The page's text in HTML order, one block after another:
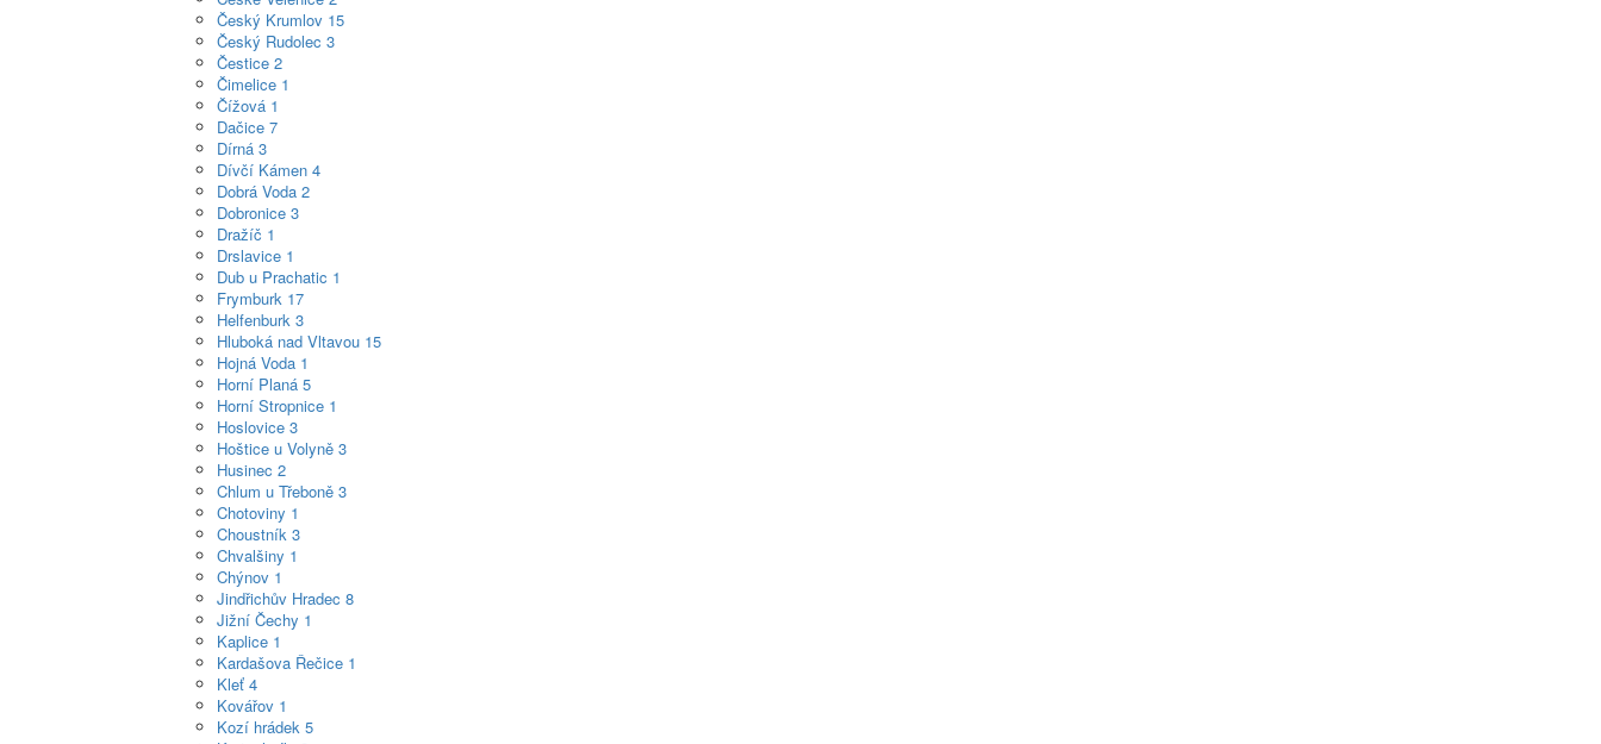
Český Krumlov 15
Český Rudolec 3
Čestice 2
Čimelice 1
Čížová 1
Dačice 7
Dírná 3
Dívčí Kámen 4
Dobrá Voda 2
Dobronice 3
Dražíč 1
Drslavice 1
Dub u Prachatic 1
Frymburk 17
Helfenburk 3
Hluboká nad Vltavou 15
Hojná Voda 1
Horní Planá 5
Horní Stropnice 1
Hoslovice 3
Hoštice u Volyně 3
Husinec 2
Chlum u Třeboně 3
Chotoviny 1
Choustník 3
Chvalšiny 1
Chýnov 1
Jindřichův Hradec 8
Jižní Čechy 1
Kaplice 1
Kardašova Řečice 1
Kleť 4
Kovářov 1
Kozí hrádek 5